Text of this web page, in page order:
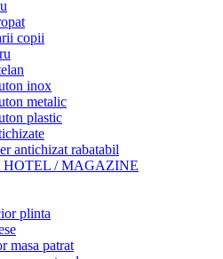
copii
inox
metalic
plastic
antichizat rabatabil
/ MAGAZINE
plinta
masa patrat